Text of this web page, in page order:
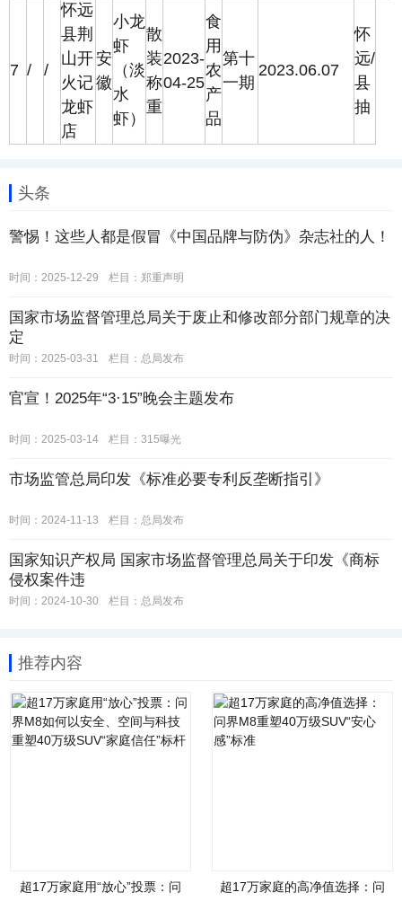
7 / /
怀远
县荆
山开
火记
龙虾
店
安
徽
小龙
虾
（淡
水
虾）
散
装
称
重
2023-
04-25
食
用
农
产
品
第十
一期
2023.06.07
怀
远/
县
抽
头条
警惕！这些人都是假冒《中国品牌与防伪》杂志社的人！
时间：2025-12-29 栏目： 郑重声明
国家市场监督管理总局关于废止和修改部分部门规章的决
定
时间：2025-03-31 栏目： 总局发布
官宣！2025年“3·15”晚会主题发布
时间：2025-03-14 栏目： 315曝光
市场监管总局印发《标准必要专利反垄断指引》
时间：2024-11-13 栏目： 总局发布
国家知识产权局 国家市场监督管理总局关于印发《商标
侵权案件违
时间：2024-10-30 栏目： 总局发布
推荐内容
超17万家庭用“放心”投票：问
超17万家庭的高净值选择：问